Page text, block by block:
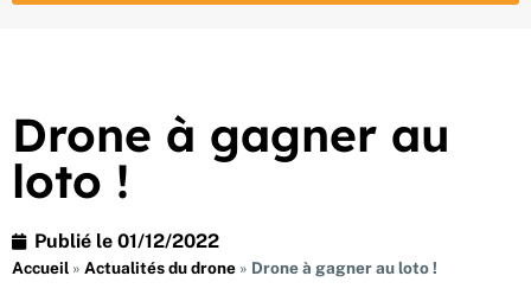
Accueil » Actualités du drone » Drone à gagner au loto !
Drone à gagner au
loto !
Publié le 01/12/2022